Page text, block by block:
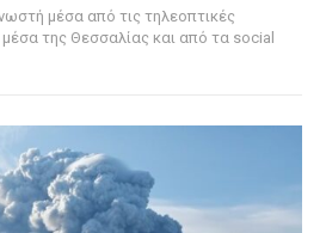
μέσα από τις τηλεοπτικές
μέσα της Θεσσαλίας και από τα social